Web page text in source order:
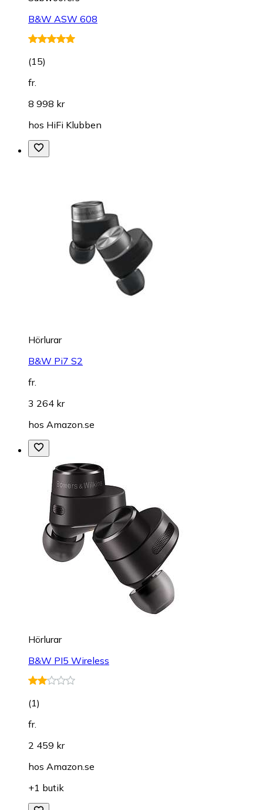
B&W ASW 608
(15)
fr.
8 998 kr
hos HiFi Klubben
Hörlurar
B&W Pi7 S2
fr.
3 264 kr
hos Amazon.se
Hörlurar
B&W PI5 Wireless
(1)
fr.
2 459 kr
hos Amazon.se
+1 butik